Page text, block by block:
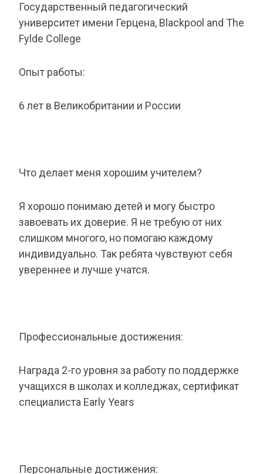
Государственный педагогический
университет имени Герцена, Blackpool and The
Fylde College
Опыт работы:
6 лет в Великобритании и России
Что делает меня хорошим учителем?
Я хорошо понимаю детей и могу быстро
завоевать их доверие. Я не требую от них
слишком многого, но помогаю каждому
индивидуально. Так ребята чувствуют себя
увереннее и лучше учатся.
Профессиональные достижения:
Награда 2-го уровня за работу по поддержке
учащихся в школах и колледжах, сертификат
специалиста Early Years
Персональные достижения: